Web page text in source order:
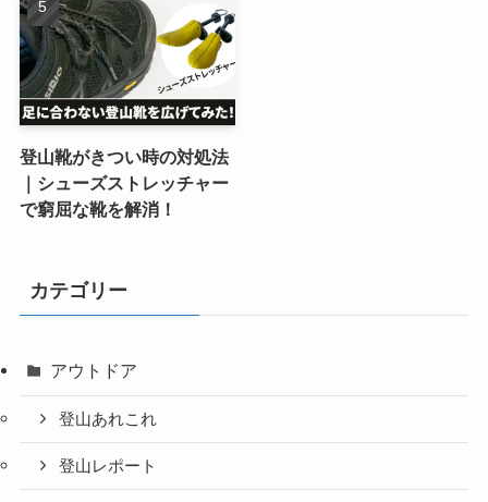
登山靴がきつい時の対処法
｜シューズストレッチャー
で窮屈な靴を解消！
カテゴリー
アウトドア
登山あれこれ
登山レポート